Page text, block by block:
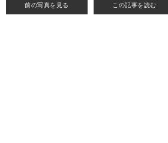
前の写真を見る この記事を読む